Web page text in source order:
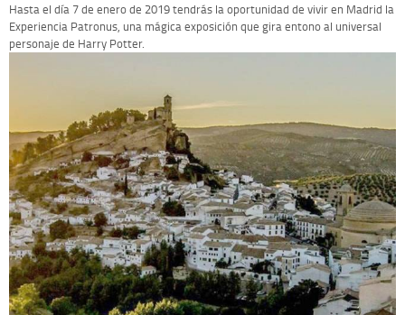
Hasta el día 7 de enero de 2019 tendrás la oportunidad de vivir en Madrid la
Experiencia Patronus, una mágica exposición que gira entono al universal
personaje de Harry Potter.